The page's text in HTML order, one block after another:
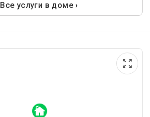
Все услуги в доме ›